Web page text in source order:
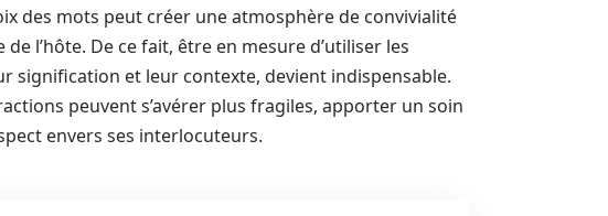
des mots peut créer une atmosphère de convivialité
l’hôte. De ce fait, être en mesure d’utiliser les
et leur contexte, devient indispensable.
peuvent s’avérer plus fragiles, apporter un soin
envers ses interlocuteurs.